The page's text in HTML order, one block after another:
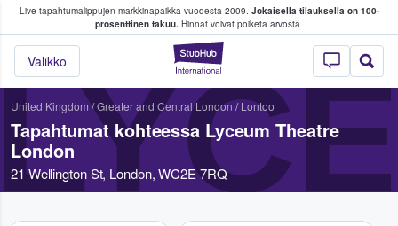
Live-tapahtumalippujen markkinapaikka vuodesta 2009. Jokaisella tilauksella on 100-
prosenttinen takuu. Hinnat voivat poiketa arvosta.
StubHub -
Valikko
fanit ostavat ja myyvät lippuja
United Kingdom /Greater and Central London / Lontoo
Tapahtumat kohteessa Lyceum Theatre
London
21 Wellington St, London, WC2E 7RQ